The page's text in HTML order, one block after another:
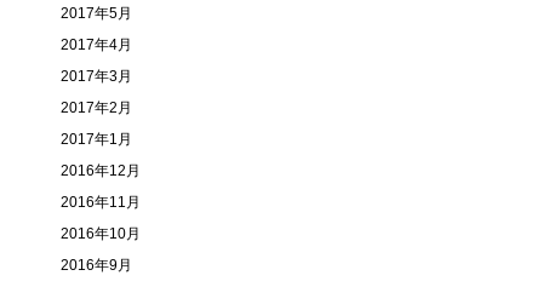
2017年5月
2017年4月
2017年3月
2017年2月
2017年1月
2016年12月
2016年11月
2016年10月
2016年9月